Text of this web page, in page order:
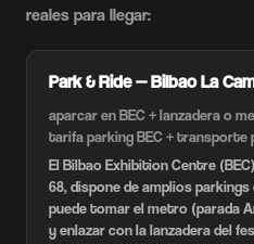
reales para llegar:
Park & Ride — Bilbao La
aparcar en BEC + lanzadera o
tarifa parking BEC + transporte
El Bilbao Exhibition Centre
68, dispone de amplios
puede tomar el metro (parada
y enlazar con la lanzadera del